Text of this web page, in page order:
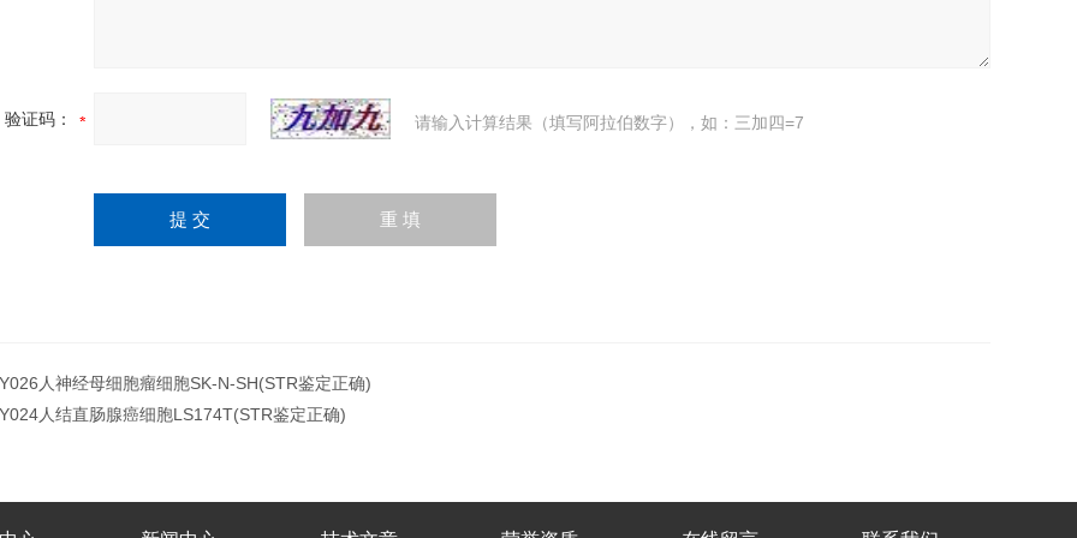
验证码： 请输入计算结果（填写阿拉伯数字），如：三加四=7
人神经母细胞瘤细胞SK-N-SH(STR鉴定正确)
人结直肠腺癌细胞LS174T(STR鉴定正确)